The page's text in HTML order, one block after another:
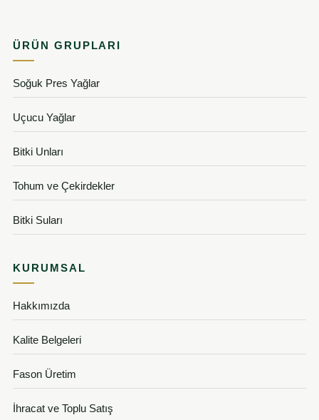
ÜRÜN GRUPLARI
Soğuk Pres Yağlar
Uçucu Yağlar
Bitki Unları
Tohum ve Çekirdekler
Bitki Suları
KURUMSAL
Hakkımızda
Kalite Belgeleri
Fason Üretim
İhracat ve Toplu Satış